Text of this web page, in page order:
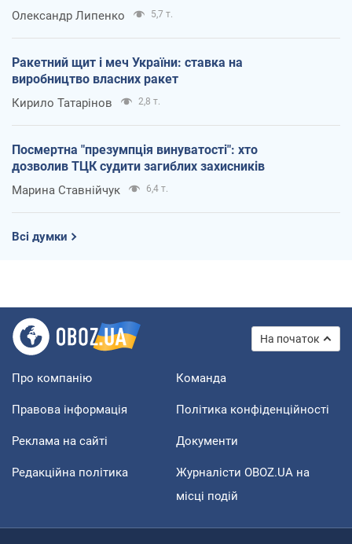
Олександр Липенко 5,7 т.
Ракетний щит і меч України: ставка на
виробництво власних ракет
Кирило Татарінов 2,8 т.
Посмертна "презумпція винуватості": хто
дозволив ТЦК судити загиблих захисників
Марина Ставнійчук 6,4 т.
Всі думки
На початок
Про компанію Команда
Правова інформація Політика конфіденційності
Реклама на сайті Документи
Редакційна політика
Журналісти OBOZ.UA на
місці подій